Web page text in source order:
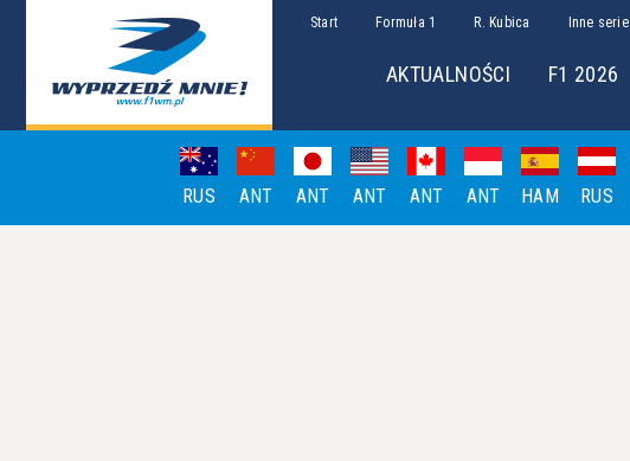
Start Formuła 1 R. Kubica Inne serie
AKTUALNOŚCI F1 2026
RUS ANT ANT ANT ANT ANT HAM RUS